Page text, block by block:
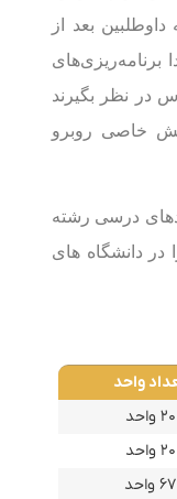
بعد از
برنامه‌ریزی‌های
در نظر بگیرند
خاصی روبرو
درسی رشته
دانشگاه های
واحد
۲۰ واحد
۲۰ واحد
۶۷ واحد